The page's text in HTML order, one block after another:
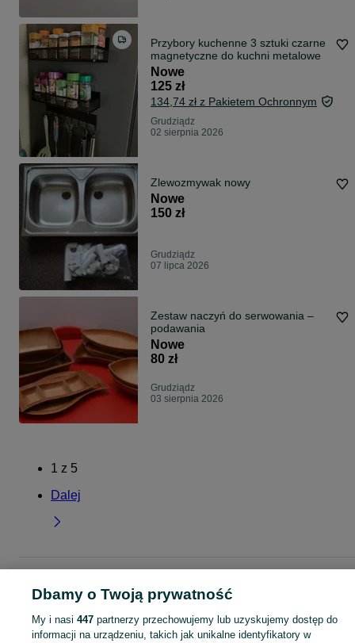
Przybory kuchenne 3 sztuki czarne
magnetyczne do kuchni metalowe
Nowe
125 zł
134,74 zł z Pakietem Ochronnym
Grudziądz
02 sierpnia 2026
Zlewozmywak nowy
Nowe
150 zł
Grudziądz
07 lipca 2026
Zestaw naczyń do serwowania –
podawania
Nowe
80 zł
Grudziądz
03 sierpnia 2026
1 z 5
Dalej
Pozostałe
Pozostałe - Kujawsko-pomorskie Pozostałe - Grudziądz
KATEGORIA
Dbamy o Twoją prywatność
My i nasi 447partnerzy przechowujemy lub uzyskujemy dostęp do
informacji na urządzeniu, takich jak unikalne identyfikatory w